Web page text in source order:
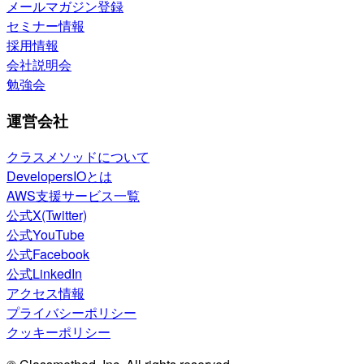
メールマガジン登録
セミナー情報
採用情報
会社説明会
勉強会
運営会社
クラスメソッドについて
DevelopersIOとは
AWS支援サービス一覧
公式X(Twitter)
公式YouTube
公式Facebook
公式LinkedIn
アクセス情報
プライバシーポリシー
クッキーポリシー